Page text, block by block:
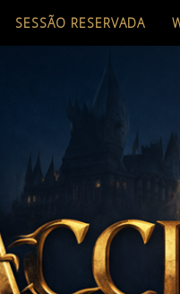
SESSÃO RESERVADA